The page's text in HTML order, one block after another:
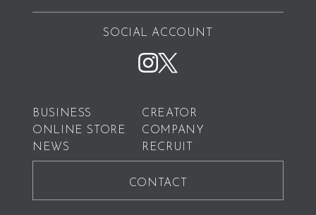
SOCIAL ACCOUNT
BUSINESS
CREATOR
ONLINE STORE
COMPANY
NEWS
RECRUIT
CONTACT